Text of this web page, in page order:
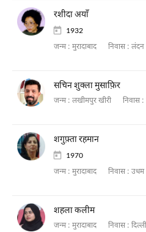
रशीदा अयाँ
1932
जन्म : मुरादाबाद निवास : लंदन
सचिन शुक्ला मुसाफ़िर
जन्म : लखीमपुर खीरी निवास :
शगुफ़्ता रहमान
1970
जन्म : मुरादाबाद निवास : उधम
शहला कलीम
जन्म : मुरादाबाद निवास : दिल्ली